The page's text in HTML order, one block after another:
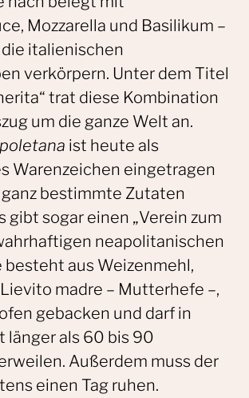
Mozzarella und Basilikum –
italienischen
verkörpern. Unter dem Titel
trat diese Kombination
um die ganze Welt an.
ist heute als
Warenzeichen eingetragen
bestimmte Zutaten
gibt sogar einen „Verein zum
neapolitanischen
besteht aus Weizenmehl,
madre – Mutterhefe –,
gebacken und darf in
länger als 60 bis 90
Außerdem muss der
einen Tag ruhen.